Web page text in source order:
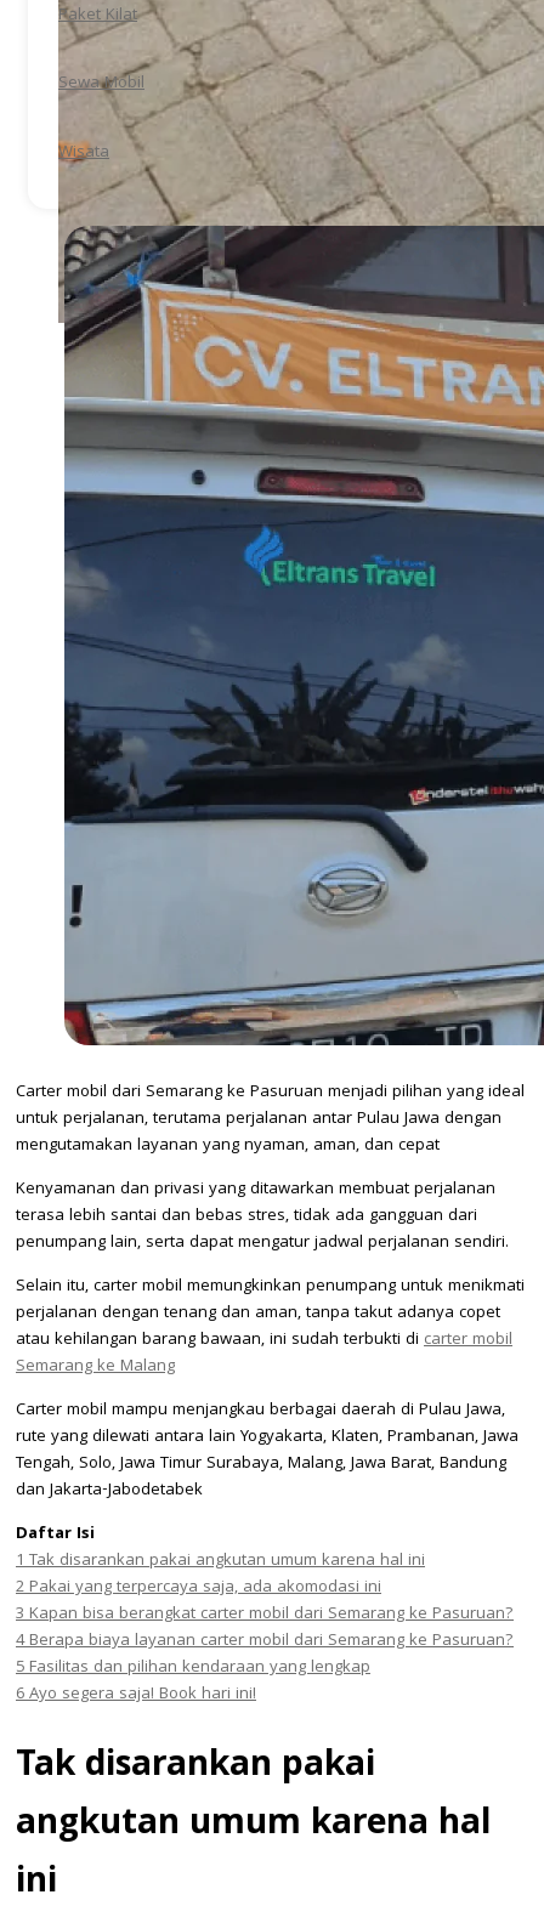
Paket Kilat
Sewa Mobil
Wisata
Carter mobil dari Semarang ke Pasuruan menjadi pilihan yang ideal
untuk perjalanan, terutama perjalanan antar Pulau Jawa dengan
mengutamakan layanan yang nyaman, aman, dan cepat
Kenyamanan dan privasi yang ditawarkan membuat perjalanan
terasa lebih santai dan bebas stres, tidak ada gangguan dari
penumpang lain, serta dapat mengatur jadwal perjalanan sendiri.
Selain itu, carter mobil memungkinkan penumpang untuk menikmati
perjalanan dengan tenang dan aman, tanpa takut adanya copet
atau kehilangan barang bawaan, ini sudah terbukti di carter mobil
Semarang ke Malang
Carter mobil mampu menjangkau berbagai daerah di Pulau Jawa,
rute yang dilewati antara lain Yogyakarta, Klaten, Prambanan, Jawa
Tengah, Solo, Jawa Timur Surabaya, Malang, Jawa Barat, Bandung
dan Jakarta-Jabodetabek
Daftar Isi
1Tak disarankan pakai angkutan umum karena hal ini
2Pakai yang terpercaya saja, ada akomodasi ini
3Kapan bisa berangkat carter mobil dari Semarang ke Pasuruan?
4Berapa biaya layanan carter mobil dari Semarang ke Pasuruan?
5Fasilitas dan pilihan kendaraan yang lengkap
6Ayo segera saja! Book hari ini!
Tak disarankan pakai
angkutan umum karena hal
ini